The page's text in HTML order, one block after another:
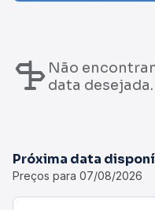
Não
data desejada.
Próxima data
Preços para 07/08/2026